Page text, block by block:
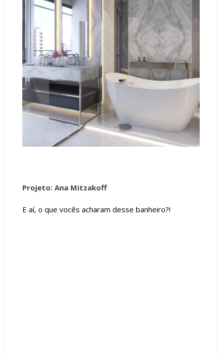
Projeto: Ana Mitzakoff
E aí, o que vocês acharam desse banheiro?!